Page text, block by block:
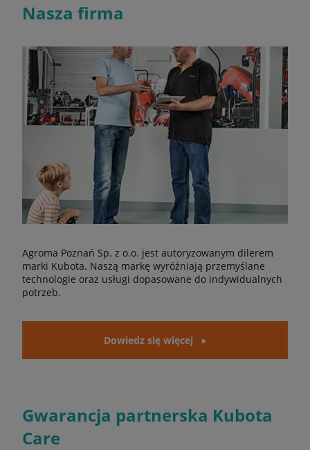
Nasza firma
Agroma Poznań Sp. z o.o. jest autoryzowanym dilerem
marki Kubota. Naszą markę wyróżniają przemyślane
technologie oraz usługi dopasowane do indywidualnych
potrzeb.
Dowiedz się więcej
Gwarancja partnerska Kubota
Care